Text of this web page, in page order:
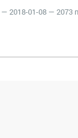
— 2018-01-08 — 2073